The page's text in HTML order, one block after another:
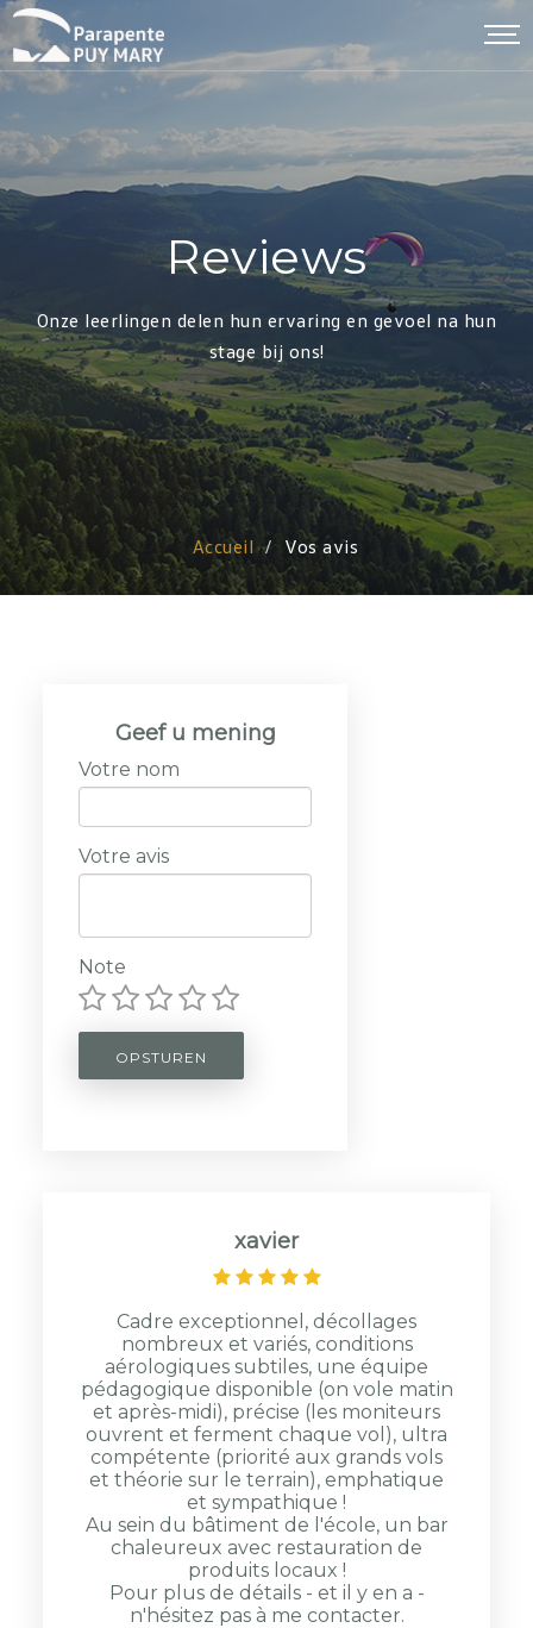
Reviews
Onze leerlingen delen hun ervaring en gevoel na hun
stage bij ons!
Accueil Vos avis
Geef u mening
Votre nom
Votre avis
Note
xavier
Cadre exceptionnel, décollages
nombreux et variés, conditions
aérologiques subtiles, une équipe
pédagogique disponible (on vole matin
et après-midi), précise (les moniteurs
ouvrent et ferment chaque vol), ultra
compétente (priorité aux grands vols
et théorie sur le terrain), emphatique
et sympathique !
Au sein du bâtiment de l'école, un bar
chaleureux avec restauration de
produits locaux !
Pour plus de détails - et il y en a -
n'hésitez pas à me contacter.